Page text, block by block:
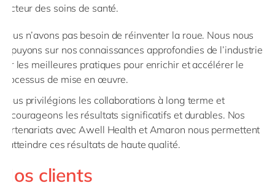
secteur des soins de santé.
Nous n’avons pas besoin de réinventer la roue. Nous nous
appuyons sur nos connaissances approfondies de l’industrie et
sur les meilleures pratiques pour enrichir et accélérer le
processus de mise en œuvre.
Nous privilégions les collaborations à long terme et
encourageons les résultats significatifs et durables. Nos
partenariats avec Awell Health et Amaron nous permettent
d’atteindre ces résultats de haute qualité.
Nos clients